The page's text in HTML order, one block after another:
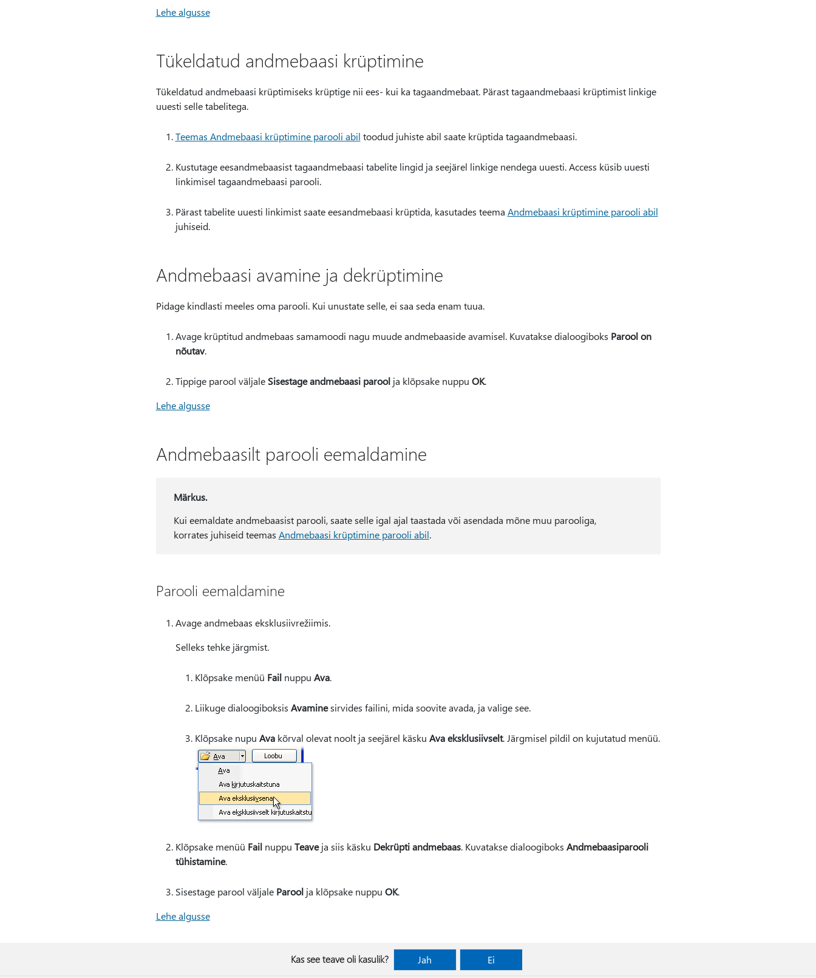
Lehe algusse
Tükeldatud andmebaasi krüptimine
Tükeldatud andmebaasi krüptimiseks krüptige nii ees- kui ka tagaandmebaat. Pärast tagaandmebaasi krüptimist linkige
uuesti selle tabelitega.
Teemas Andmebaasi krüptimine parooli abil toodud juhiste abil saate krüptida tagaandmebaasi.
Kustutage eesandmebaasist tagaandmebaasi tabelite lingid ja seejärel linkige nendega uuesti. Access küsib uuesti
linkimisel tagaandmebaasi parooli.
Pärast tabelite uuesti linkimist saate eesandmebaasi krüptida, kasutades teema Andmebaasi krüptimine parooli abil
juhiseid.
Andmebaasi avamine ja dekrüptimine
Pidage kindlasti meeles oma parooli. Kui unustate selle, ei saa seda enam tuua.
Avage krüptitud andmebaas samamoodi nagu muude andmebaaside avamisel. Kuvatakse dialoogiboks Parool on
nõutav.
Tippige parool väljale Sisestage andmebaasi paroolja klõpsake nuppu OK.
Lehe algusse
Andmebaasilt parooli eemaldamine
Märkus.
Kui eemaldate andmebaasist parooli, saate selle igal ajal taastada või asendada mõne muu parooliga,
korrates juhiseid teemas Andmebaasi krüptimine parooli abil.
Parooli eemaldamine
Avage andmebaas eksklusiivrežiimis.
Selleks tehke järgmist.
Klõpsake menüü Failnuppu Ava.
Liikuge dialoogiboksis Avaminesirvides failini, mida soovite avada, ja valige see.
Klõpsake nupu Avakõrval olevat noolt ja seejärel käsku Ava eksklusiivselt. Järgmisel pildil on kujutatud menüü.
Klõpsake menüü Failnuppu Teaveja siis käsku Dekrüpti andmebaas. Kuvatakse dialoogiboks Andmebaasiparooli
tühistamine.
Sisestage parool väljale Paroolja klõpsake nuppu OK.
Lehe algusse
Kas see teave oli kasulik? Jah Ei